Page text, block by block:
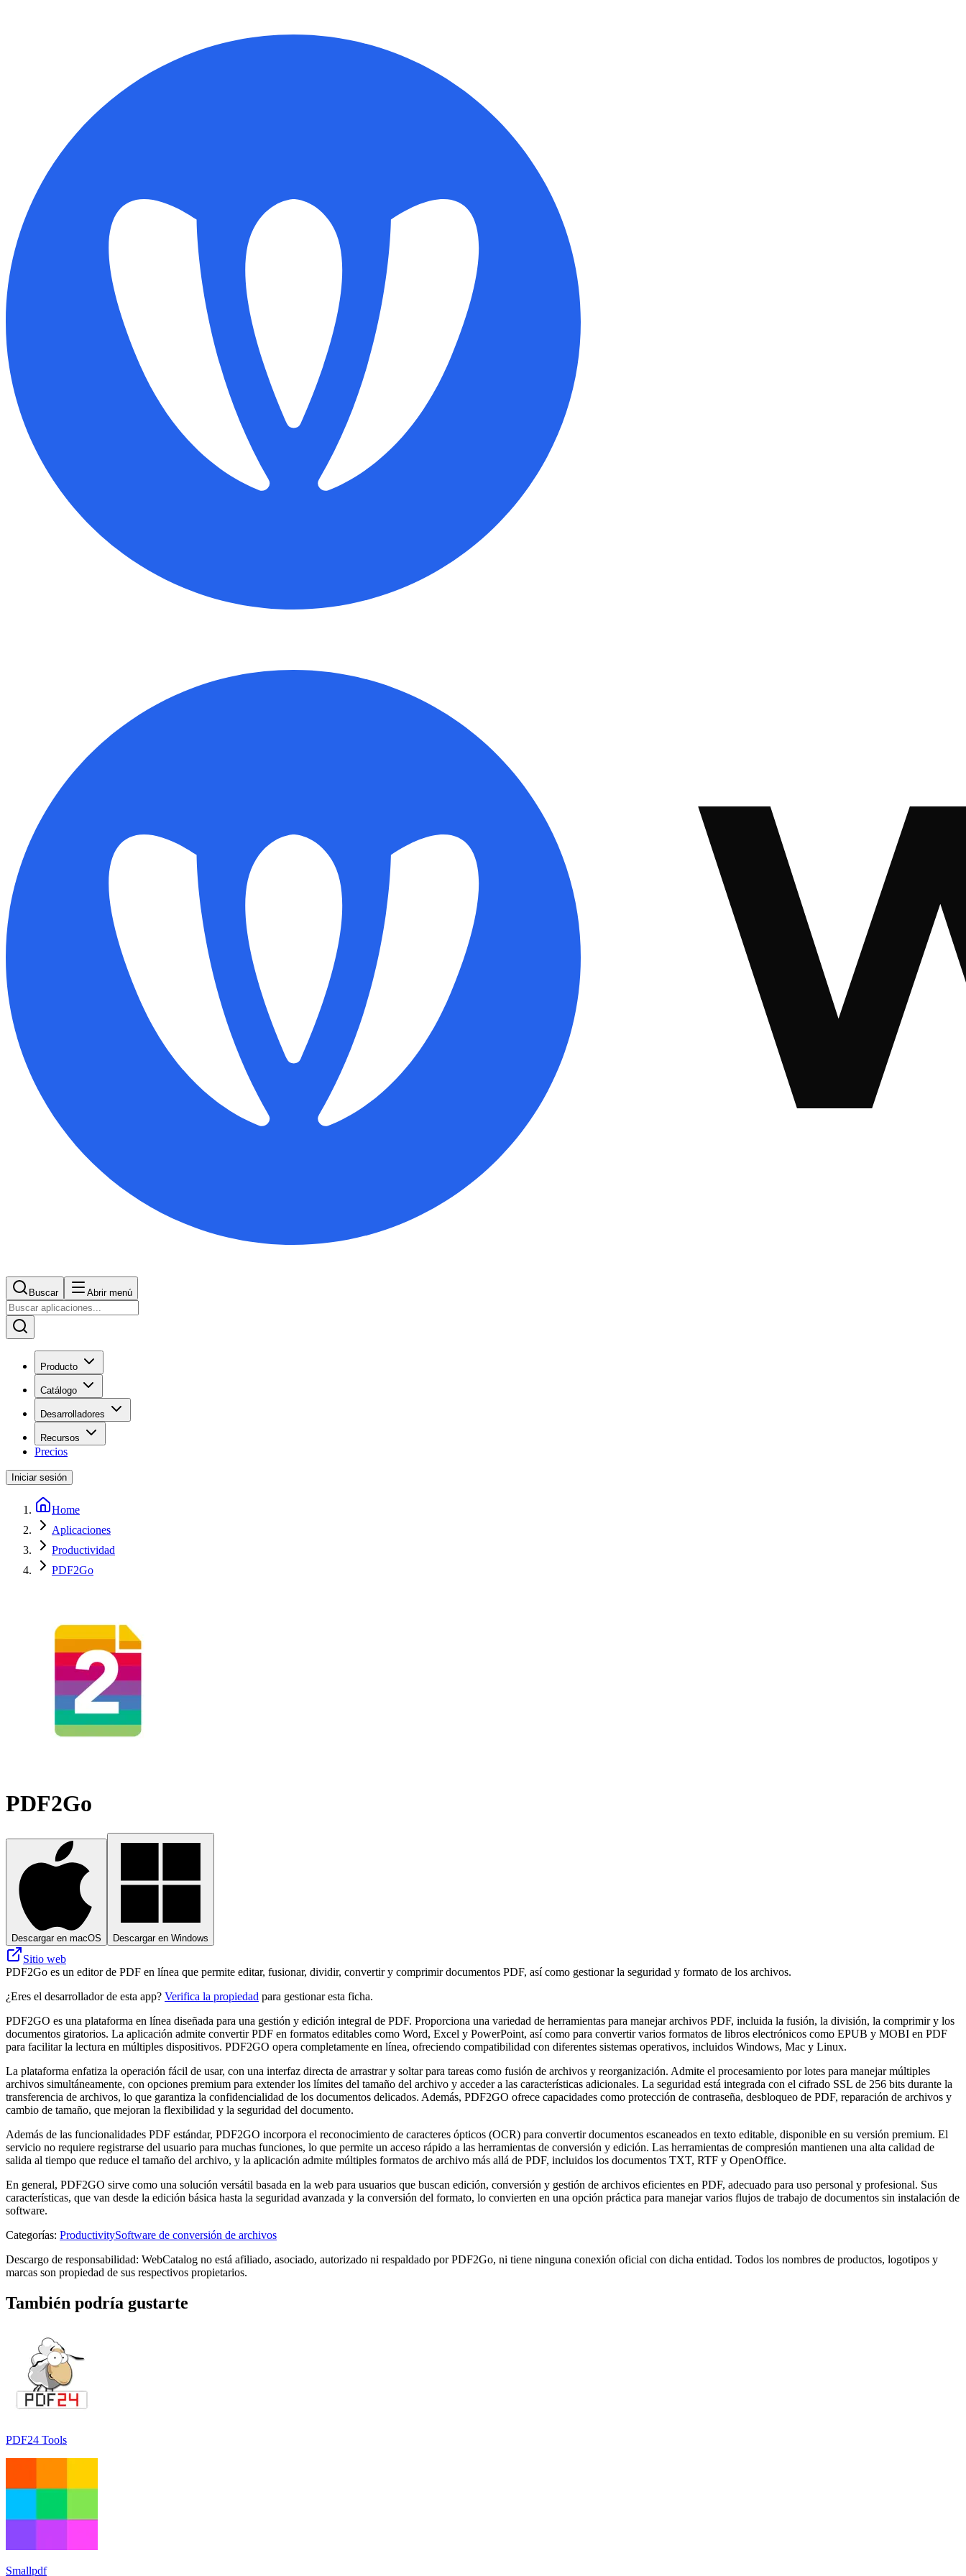
Buscar Abrir menú
Producto
Catálogo
Desarrolladores
Recursos
Precios
Iniciar sesión
Home
Aplicaciones
Productividad
PDF2Go
PDF2Go
Descargar en macOS Descargar en Windows
Sitio web
PDF2Go es un editor de PDF en línea que permite editar, fusionar, dividir, convertir y comprimir documentos PDF, así como gestionar la seguridad y formato de los archivos.
¿Eres el desarrollador de esta app? Verifica la propiedad para gestionar esta ficha.
PDF2GO es una plataforma en línea diseñada para una gestión y edición integral de PDF. Proporciona una variedad de herramientas para manejar archivos PDF, incluida la fusión, la división, la comprimir y los
documentos giratorios. La aplicación admite convertir PDF en formatos editables como Word, Excel y PowerPoint, así como para convertir varios formatos de libros electrónicos como EPUB y MOBI en PDF
para facilitar la lectura en múltiples dispositivos. PDF2GO opera completamente en línea, ofreciendo compatibilidad con diferentes sistemas operativos, incluidos Windows, Mac y Linux.
La plataforma enfatiza la operación fácil de usar, con una interfaz directa de arrastrar y soltar para tareas como fusión de archivos y reorganización. Admite el procesamiento por lotes para manejar múltiples
archivos simultáneamente, con opciones premium para extender los límites del tamaño del archivo y acceder a las características adicionales. La seguridad está integrada con el cifrado SSL de 256 bits durante la
transferencia de archivos, lo que garantiza la confidencialidad de los documentos delicados. Además, PDF2GO ofrece capacidades como protección de contraseña, desbloqueo de PDF, reparación de archivos y
cambio de tamaño, que mejoran la flexibilidad y la seguridad del documento.
Además de las funcionalidades PDF estándar, PDF2GO incorpora el reconocimiento de caracteres ópticos (OCR) para convertir documentos escaneados en texto editable, disponible en su versión premium. El
servicio no requiere registrarse del usuario para muchas funciones, lo que permite un acceso rápido a las herramientas de conversión y edición. Las herramientas de compresión mantienen una alta calidad de
salida al tiempo que reduce el tamaño del archivo, y la aplicación admite múltiples formatos de archivo más allá de PDF, incluidos los documentos TXT, RTF y OpenOffice.
En general, PDF2GO sirve como una solución versátil basada en la web para usuarios que buscan edición, conversión y gestión de archivos eficientes en PDF, adecuado para uso personal y profesional. Sus
características, que van desde la edición básica hasta la seguridad avanzada y la conversión del formato, lo convierten en una opción práctica para manejar varios flujos de trabajo de documentos sin instalación de
software.
Categorías: ProductivitySoftware de conversión de archivos
Descargo de responsabilidad: WebCatalog no está afiliado, asociado, autorizado ni respaldado por PDF2Go, ni tiene ninguna conexión oficial con dicha entidad. Todos los nombres de productos, logotipos y
marcas son propiedad de sus respectivos propietarios.
También podría gustarte
PDF24 Tools
Smallpdf